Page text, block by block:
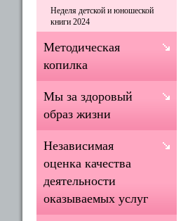
Неделя детской и юношеской
книги 2024
Методическая
копилка
Мы за здоровый
образ жизни
Независимая
оценка качества
деятельности
оказываемых услуг